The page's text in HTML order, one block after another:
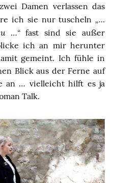
Damen verlassen das
ich sie nur tuscheln „…
…“fast sind sie außer
ich an mir herunter
gemeint. Ich fühle in
Blick aus der Ferne auf
an … vielleicht hilft es ja
Talk.